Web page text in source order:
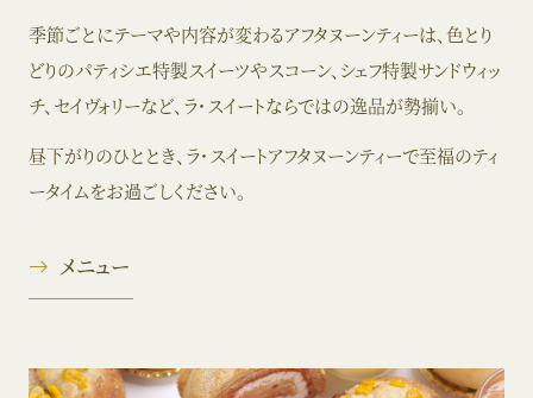
季節ごとにテーマや内容が変わるアフタヌーンティーは、色とり
どりのパティシエ特製スイーツやスコーン、シェフ特製サンドウィッ
チ、セイヴォリーなど、ラ・スイートならではの逸品が勢揃い。
昼下がりのひととき、ラ・スイートアフタヌーンティーで至福のティ
ータイムをお過ごしください。
メニュー